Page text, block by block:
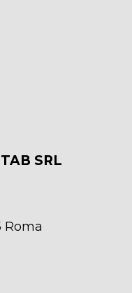
SRL
Roma